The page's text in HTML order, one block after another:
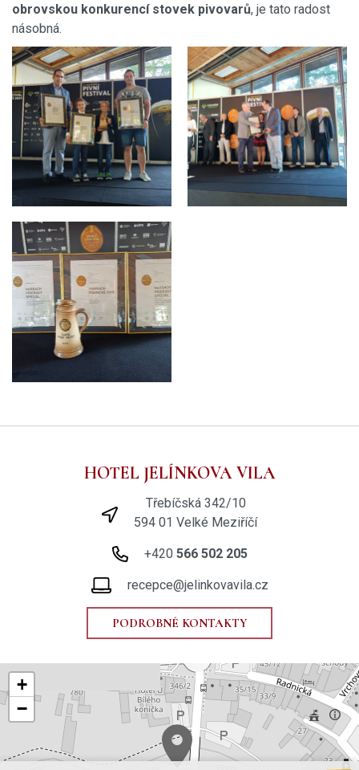
obrovskou konkurencí stovek pivovarů, je tato radost
násobná.
HOTEL JELÍNKOVA VILA
Třebíčská 342/10
594 01 Velké Meziříčí
+420 566 502 205
recepce@jelinkovavila.cz
PODROBNÉ KONTAKTY
+
−